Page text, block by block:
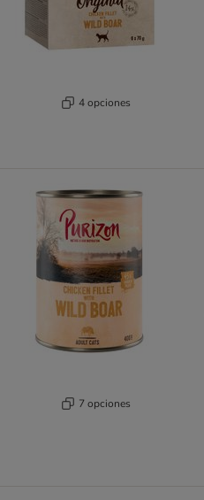
4 opciones
7 opciones